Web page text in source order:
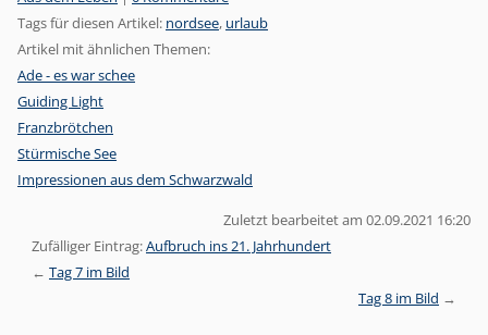
Tags für diesen Artikel: nordsee, urlaub
Artikel mit ähnlichen Themen:
Ade - es war schee
Guiding Light
Franzbrötchen
Stürmische See
Impressionen aus dem Schwarzwald
Zuletzt bearbeitet am 02.09.2021 16:20
Zufälliger Eintrag:Aufbruch ins 21. Jahrhundert
Tag 7 im Bild
Tag 8 im Bild